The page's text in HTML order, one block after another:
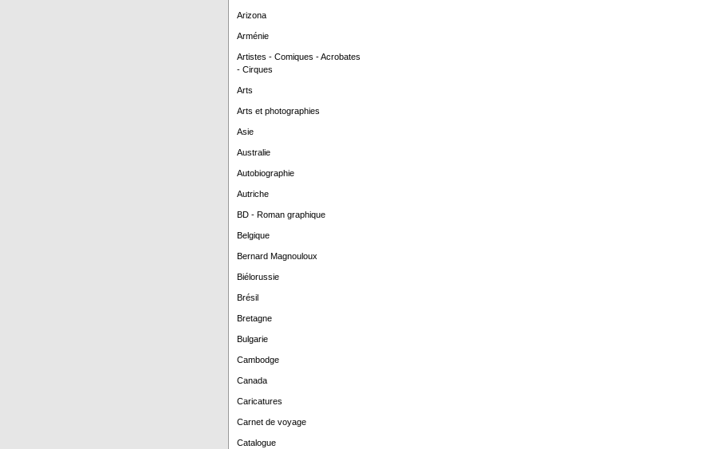
Arizona
Arménie
Artistes - Comiques - Acrobates
- Cirques
Arts
Arts et photographies
Asie
Australie
Autobiographie
Autriche
BD - Roman graphique
Belgique
Bernard Magnouloux
Biélorussie
Brésil
Bretagne
Bulgarie
Cambodge
Canada
Caricatures
Carnet de voyage
Catalogue